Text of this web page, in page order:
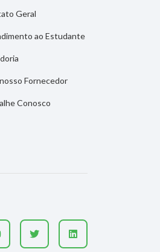
Geral
ao Estudante
Fornecedor
Conosco